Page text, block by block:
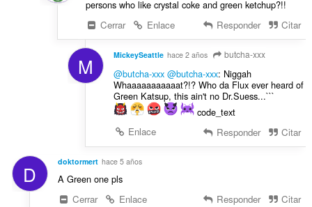
persons who like crystal coke and green ketchup?!!
Cerrar
Enlace Responder Citar
M MickeySeattle hace 2 años butcha-xxx
@butcha-xxx @butcha-xxx: Niggah
Whaaaaaaaaaaat?!? Who da Flux ever heard of
Green Katsup, this ain't no Dr.Suess...```
code_text
Enlace
Responder Citar
D doktormert hace 5 años
A Green one pls
Cerrar
Enlace Responder Citar